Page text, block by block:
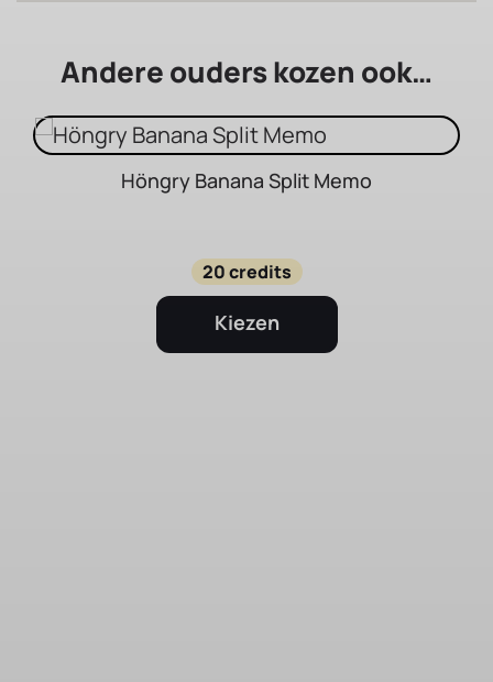
Andere ouders kozen ook…
Höngry Banana Split Memo
20 credits
Kiezen